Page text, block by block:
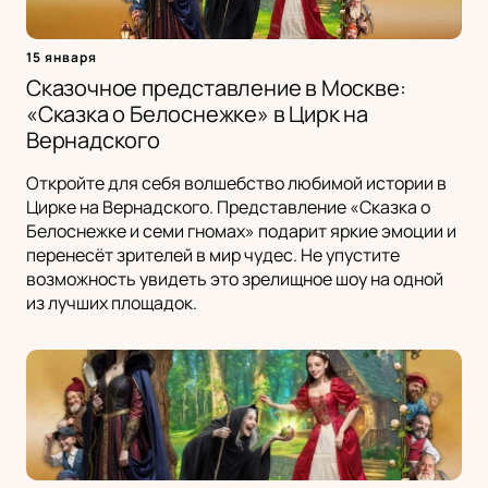
15 января
Сказочное представление в Москве:
«Сказка о Белоснежке» в Цирк на
Вернадского
Откройте для себя волшебство любимой истории в
Цирке на Вернадского. Представление «Сказка о
Белоснежке и семи гномах» подарит яркие эмоции и
перенесёт зрителей в мир чудес. Не упустите
возможность увидеть это зрелищное шоу на одной
из лучших площадок.